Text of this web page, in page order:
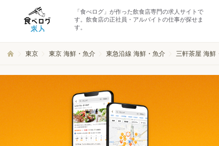
「食べログ」が作った飲食店専門の求人サイトで
す。飲食店の正社員・アルバイトの仕事が探せま
す。
東京 東京 海鮮・魚介 東急沿線 海鮮・魚介 三軒茶屋 海鮮